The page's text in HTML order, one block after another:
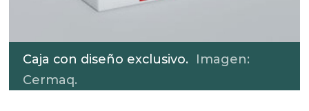
Caja con diseño exclusivo. Imagen:
Cermaq.